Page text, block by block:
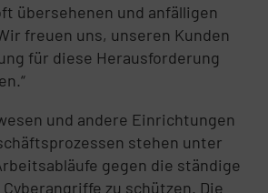
übersehenen und anfälligen
freuen uns, unseren Kunden
für diese Herausforderung
und andere Einrichtungen
stehen unter
gegen die ständige
zu schützen. Die